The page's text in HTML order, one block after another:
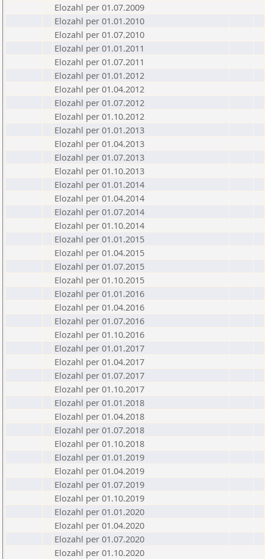
Elozahl per 01.07.2009
Elozahl per 01.01.2010
Elozahl per 01.07.2010
Elozahl per 01.01.2011
Elozahl per 01.07.2011
Elozahl per 01.01.2012
Elozahl per 01.04.2012
Elozahl per 01.07.2012
Elozahl per 01.10.2012
Elozahl per 01.01.2013
Elozahl per 01.04.2013
Elozahl per 01.07.2013
Elozahl per 01.10.2013
Elozahl per 01.01.2014
Elozahl per 01.04.2014
Elozahl per 01.07.2014
Elozahl per 01.10.2014
Elozahl per 01.01.2015
Elozahl per 01.04.2015
Elozahl per 01.07.2015
Elozahl per 01.10.2015
Elozahl per 01.01.2016
Elozahl per 01.04.2016
Elozahl per 01.07.2016
Elozahl per 01.10.2016
Elozahl per 01.01.2017
Elozahl per 01.04.2017
Elozahl per 01.07.2017
Elozahl per 01.10.2017
Elozahl per 01.01.2018
Elozahl per 01.04.2018
Elozahl per 01.07.2018
Elozahl per 01.10.2018
Elozahl per 01.01.2019
Elozahl per 01.04.2019
Elozahl per 01.07.2019
Elozahl per 01.10.2019
Elozahl per 01.01.2020
Elozahl per 01.04.2020
Elozahl per 01.07.2020
Elozahl per 01.10.2020